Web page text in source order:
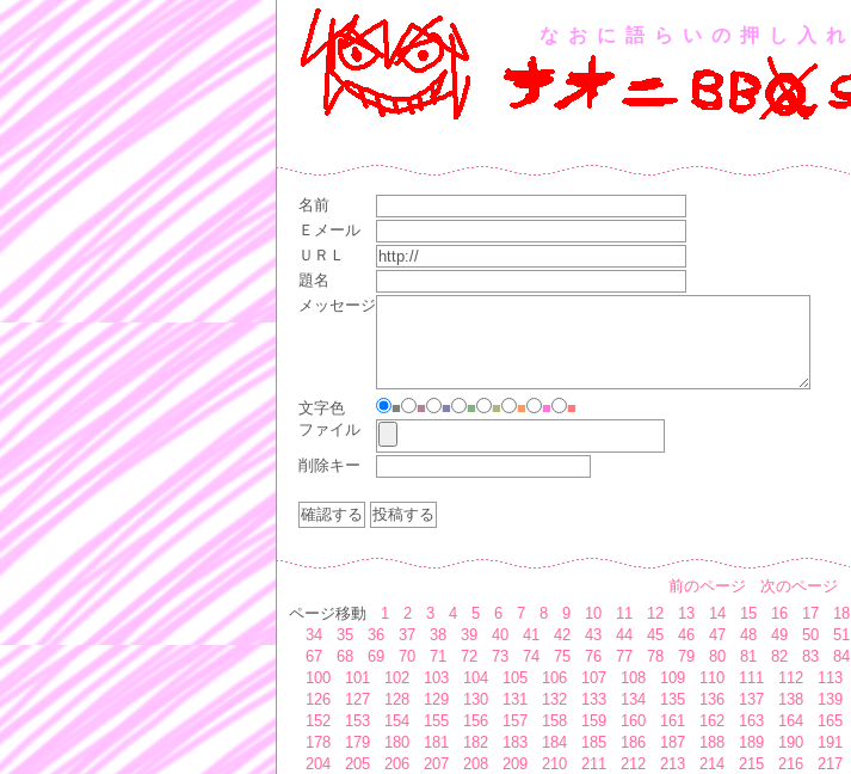
なおに語らいの押し入れ
名前
Ｅメール
ＵＲＬ
題名
メッセージ
文字色 ■ ■ ■ ■ ■ ■ ■
■
ファイル
削除キー
前のページ
次のページ
ページ移動
1 2 3 4 5 6 7 8 9 10 11 12 13 14 15 16 17 18
34
35 36 37 38 39 40 41 42 43 44 45 46 47 48 49 50 51
67
68 69 70 71 72 73 74 75 76 77 78 79 80 81 82 83 84
100
101 102 103 104 105 106 107 108 109 110 111 112 113
126
127 128 129 130 131 132 133 134 135 136 137 138 139
152
153 154 155 156 157 158 159 160 161 162 163 164 165
178
179 180 181 182 183 184 185 186 187 188 189 190 191
204
205 206 207 208 209 210 211 212 213 214 215 216 217